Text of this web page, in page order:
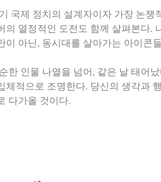
국제 정치의 설계자이자 가장 논
의 열정적인 도전도 함께 살펴본다.
이 아닌, 동시대를 살아가는 아이콘
한 인물 나열을 넘어, 같은 날 태어
체적으로 조명한다. 당신의 생각과